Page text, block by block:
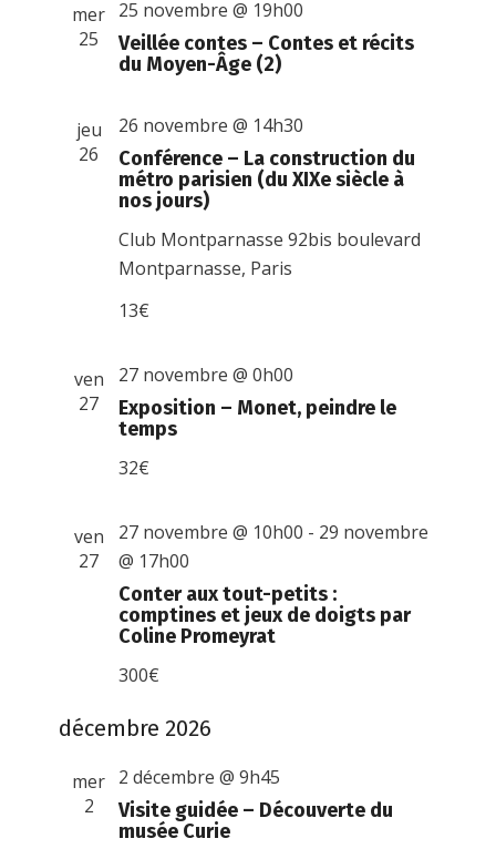
mer
25
Veillée contes – Contes et récits
du Moyen-Âge (2)
25 novembre @ 19h00
jeu
26
Conférence – La construction du
métro parisien (du XIXe siècle à
nos jours)
26 novembre @ 14h30
Club Montparnasse92bis boulevard
Montparnasse, Paris
13€
ven
27
Exposition – Monet, peindre le
temps
27 novembre @ 0h00
32€
ven
27
Conter aux tout-petits :
comptines et jeux de doigts par
Coline Promeyrat
27 novembre @ 10h00 - 29 novembre
@ 17h00
300€
décembre 2026
mer
2
Visite guidée – Découverte du
musée Curie
2 décembre @ 9h45